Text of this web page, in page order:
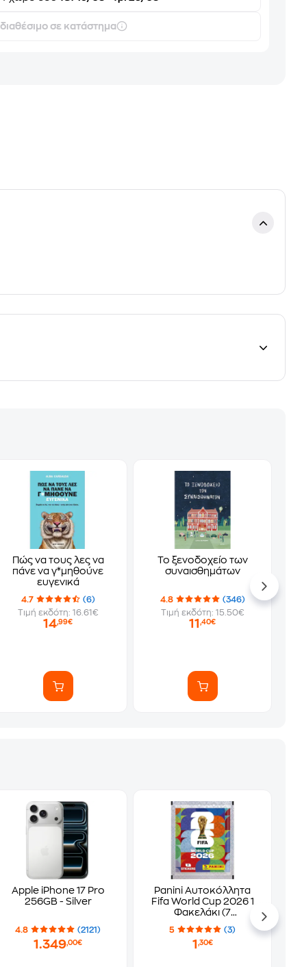
σε κατάστημα
Πώς να τους λες να
πάνε να γ*μηθούνε
ευγενικά
4.7
(6)
Τιμή εκδότη: 16.61€
14,99€
Το ξενοδοχείο των
συναισθημάτων
4.8
(346)
Τιμή εκδότη: 15.50€
11,40€
Apple iPhone 17 Pro
256GB - Silver
4.8 (2121)
1.349,00€
Panini Αυτοκόλλητα
Fifa World Cup 2026 1
Φακελάκι (7
Αυτοκόλλητα)
5 (3)
1 ,30€